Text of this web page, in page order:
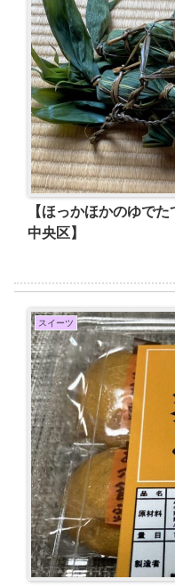
【ほっかほかのゆで
中央区】
スイーツ